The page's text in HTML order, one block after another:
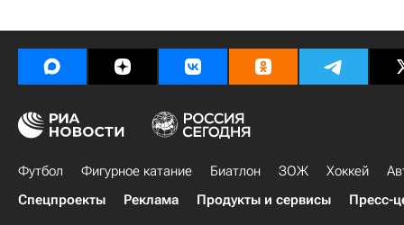
Футбол Фигурное катание Биатлон ЗОЖ Хоккей
Спецпроекты
Реклама Продукты и сервисы Пресс-